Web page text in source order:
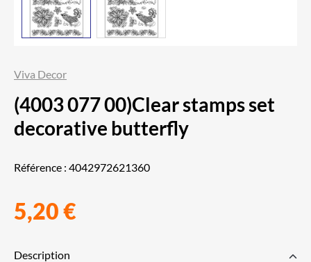
Viva Decor
(4003 077 00)Clear stamps set
decorative butterfly
Référence : 4042972621360
5,20 €
Description